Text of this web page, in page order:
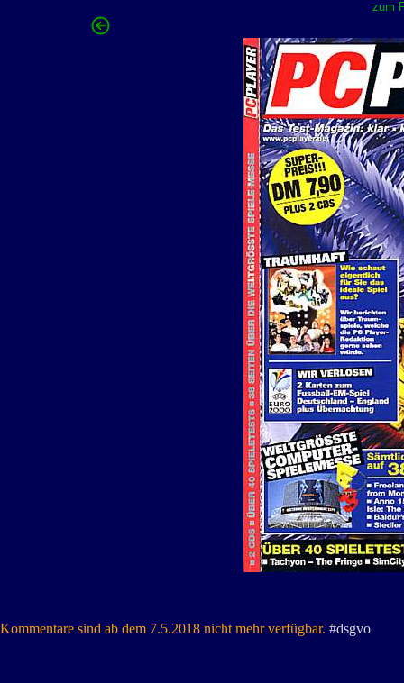
zum
Kommentare sind ab dem 7.5.2018 nicht mehr verfügbar. #dsgvo